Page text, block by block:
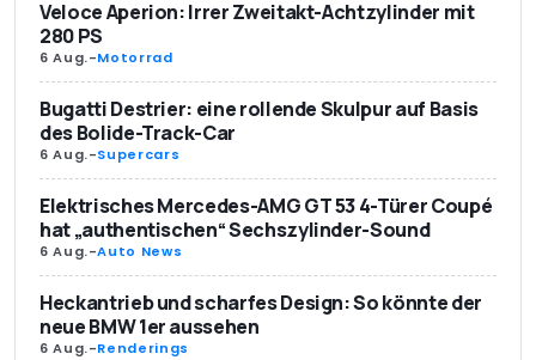
Veloce Aperion: Irrer Zweitakt-Achtzylinder mit
280 PS
6 Aug.-Motorrad
Bugatti Destrier: eine rollende Skulpur auf Basis
des Bolide-Track-Car
6 Aug.-Supercars
Elektrisches Mercedes-AMG GT 53 4-Türer Coupé
hat „authentischen“ Sechszylinder-Sound
6 Aug.-Auto News
Heckantrieb und scharfes Design: So könnte der
neue BMW 1er aussehen
6 Aug.-Renderings